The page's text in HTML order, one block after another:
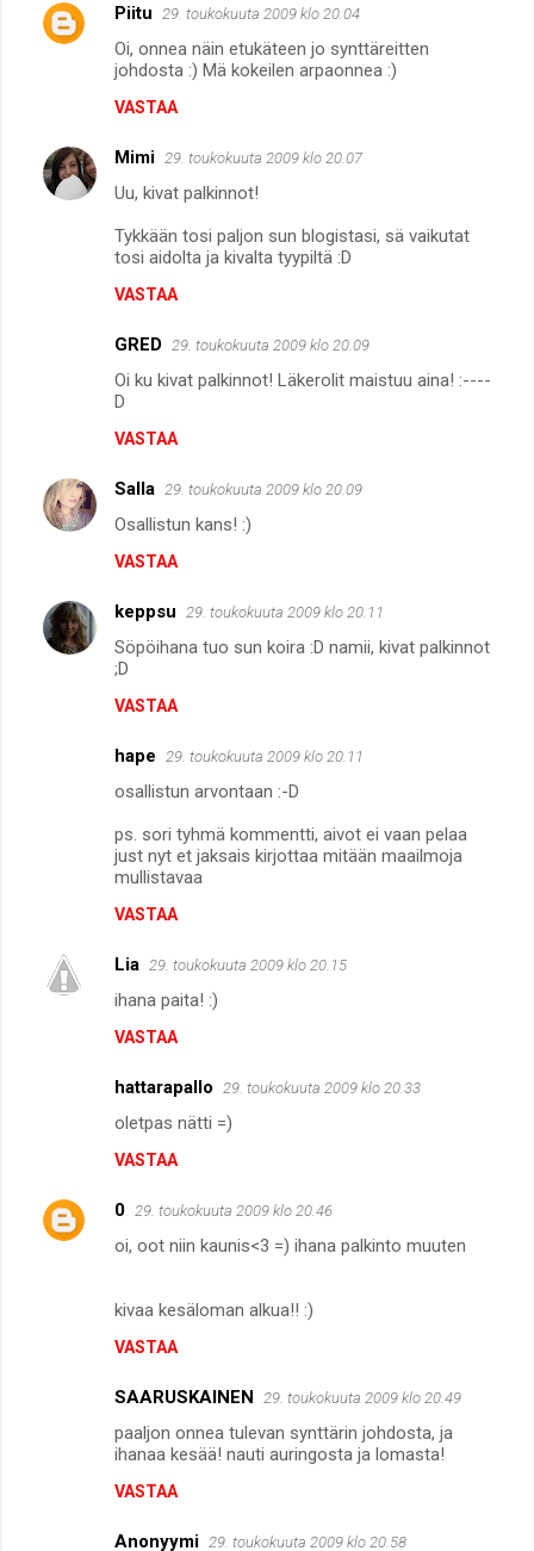
Piitu 29. toukokuuta 2009 klo 20.04
Oi, onnea näin etukäteen jo synttäreitten
johdosta :) Mä kokeilen arpaonnea :)
VASTAA
Mimi 29. toukokuuta 2009 klo 20.07
Uu, kivat palkinnot!
Tykkään tosi paljon sun blogistasi, sä vaikutat
tosi aidolta ja kivalta tyypiltä :D
VASTAA
GRED 29. toukokuuta 2009 klo 20.09
Oi ku kivat palkinnot! Läkerolit maistuu aina! :----
D
VASTAA
Salla 29. toukokuuta 2009 klo 20.09
Osallistun kans! :)
VASTAA
keppsu 29. toukokuuta 2009 klo 20.11
Söpöihana tuo sun koira :D namii, kivat palkinnot
;D
VASTAA
hape 29. toukokuuta 2009 klo 20.11
osallistun arvontaan :-D
ps. sori tyhmä kommentti, aivot ei vaan pelaa
just nyt et jaksais kirjottaa mitään maailmoja
mullistavaa
VASTAA
Lia 29. toukokuuta 2009 klo 20.15
ihana paita! :)
VASTAA
hattarapallo 29. toukokuuta 2009 klo 20.33
oletpas nätti =)
VASTAA
0 29. toukokuuta 2009 klo 20.46
oi, oot niin kaunis<3 =) ihana palkinto muuten
kivaa kesäloman alkua!! :)
VASTAA
SAARUSKAINEN 29. toukokuuta 2009 klo 20.49
paaljon onnea tulevan synttärin johdosta, ja
ihanaa kesää! nauti auringosta ja lomasta!
VASTAA
Anonyymi 29. toukokuuta 2009 klo 20.58